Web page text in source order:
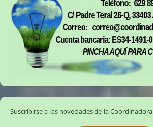
Suscribirse a las novedades de la Coordinadora